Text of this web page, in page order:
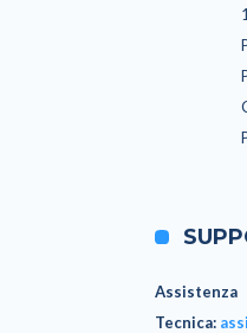
Assistenza
Tecnica: